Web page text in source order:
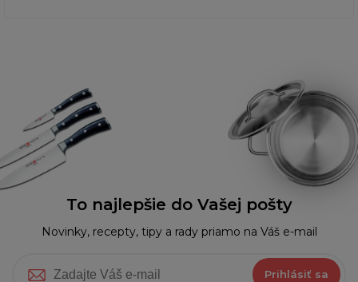
To najlepšie do Vašej pošty
Novinky, recepty, tipy a rady priamo na Váš e-mail
Prihlásiť sa